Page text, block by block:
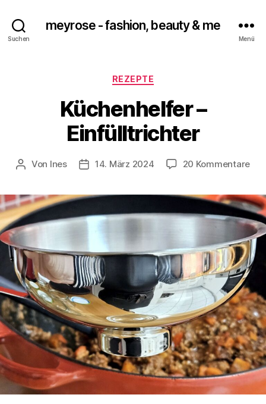
Suchen
meyrose - fashion, beauty & me
Menü
Kategorien
REZEPTE
Küchenhelfer –
Einfülltrichter
Beitragsautor
Von Ines Veröffentlichungsdatum
14. März 2024 20 Kommentarezu